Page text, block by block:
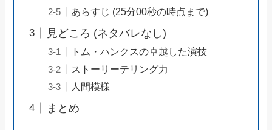
あらすじ (25分00秒の時点まで)
見どころ (ネタバレなし)
トム・ハンクスの卓越した演技
ストーリーテリング力
人間模様
まとめ